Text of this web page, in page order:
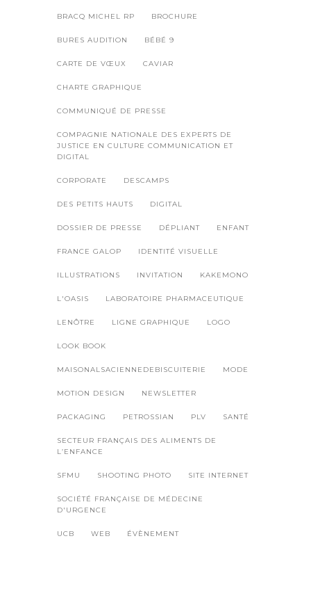
BRACQ MICHEL RP BROCHURE
BURES AUDITION BÉBÉ 9
CARTE DE VŒUX CAVIAR
CHARTE GRAPHIQUE
COMMUNIQUÉ DE PRESSE
COMPAGNIE NATIONALE DES EXPERTS DE
JUSTICE EN CULTURE COMMUNICATION ET
DIGITAL
CORPORATE DESCAMPS
DES PETITS HAUTS DIGITAL
DOSSIER DE PRESSE DÉPLIANT ENFANT
FRANCE GALOP IDENTITÉ VISUELLE
ILLUSTRATIONS INVITATION KAKEMONO
L'OASIS LABORATOIRE PHARMACEUTIQUE
LENÔTRE LIGNE GRAPHIQUE LOGO
LOOK BOOK
MAISONALSACIENNEDEBISCUITERIE MODE
MOTION DESIGN NEWSLETTER
PACKAGING PETROSSIAN PLV SANTÉ
SECTEUR FRANÇAIS DES ALIMENTS DE
L’ENFANCE
SFMU SHOOTING PHOTO SITE INTERNET
SOCIÉTÉ FRANÇAISE DE MÉDECINE
D'URGENCE
UCB WEB ÉVÈNEMENT